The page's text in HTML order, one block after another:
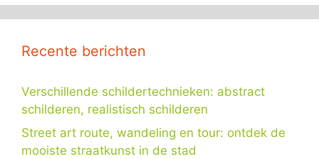
Recente berichten
Verschillende schildertechnieken: abstract
schilderen, realistisch schilderen
Street art route, wandeling en tour: ontdek de
mooiste straatkunst in de stad